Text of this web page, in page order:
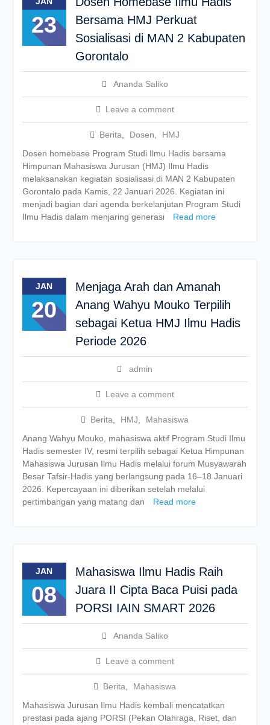
23
Bersama HMJ Perkuat
Sosialisasi di MAN 2 Kabupaten
Gorontalo
Ananda Saliko
Leave a comment
Berita Dosen
HMJ
Dosen homebase Program Studi Ilmu Hadis bersama
Himpunan Mahasiswa Jurusan (HMJ) Ilmu Hadis
melaksanakan kegiatan sosialisasi di MAN 2 Kabupaten
Gorontalo pada Kamis, 22 Januari 2026. Kegiatan ini
menjadi bagian dari agenda berkelanjutan Program Studi
Ilmu Hadis dalam menjaring generasi
Read more
JAN
20
Menjaga Arah dan Amanah
Anang Wahyu Mouko Terpilih
sebagai Ketua HMJ Ilmu Hadis
Periode 2026
admin
Leave a comment
Berita HMJ
Mahasiswa
Anang Wahyu Mouko, mahasiswa aktif Program Studi Ilmu
Hadis semester IV, resmi terpilih sebagai Ketua Himpunan
Mahasiswa Jurusan Ilmu Hadis melalui forum Musyawarah
Besar Tafsir-Hadis yang berlangsung pada 16–18 Januari
2026. Kepercayaan ini diberikan setelah melalui
pertimbangan yang matang dan
Read more
JAN
08
Mahasiswa Ilmu Hadis Raih
Juara II Cipta Baca Puisi pada
PORSI IAIN SMART 2026
Ananda Saliko
Leave a comment
Berita
Mahasiswa
Mahasiswa Jurusan Ilmu Hadis kembali mencatatkan
prestasi pada ajang PORSI (Pekan Olahraga, Riset, dan